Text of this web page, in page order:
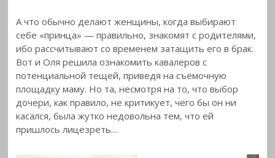
А что обычно делают женщины, когда выбирают
себе «принца» — правильно, знакомят с родителями,
ибо рассчитывают со временем затащить его в брак.
Вот и Оля решила ознакомить кавалеров с
потенциальной тещей, приведя на съёмочную
площадку маму. Но та, несмотря на то, что выбор
дочери, как правило, не критикует, чего бы он ни
касался, была жутко недовольна тем, что ей
пришлось лицезреть…